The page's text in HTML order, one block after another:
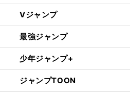
Vジャンプ
最強ジャンプ
少年ジャンプ+
ジャンプTOON